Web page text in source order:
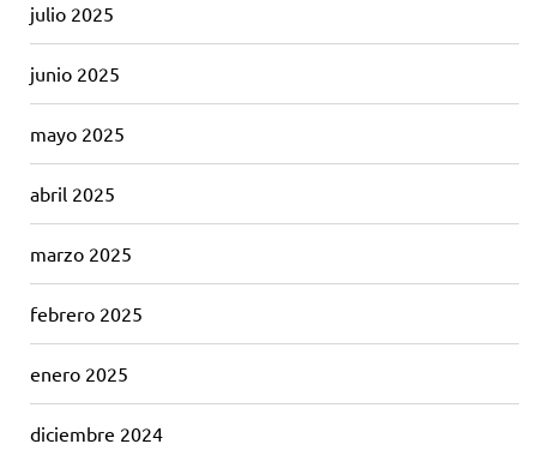
julio 2025
junio 2025
mayo 2025
abril 2025
marzo 2025
febrero 2025
enero 2025
diciembre 2024